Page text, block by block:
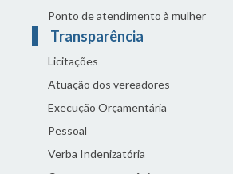
Ponto de atendimento à mulher
Transparência
Licitações
Atuação dos vereadores
Execução Orçamentária
Pessoal
Verba Indenizatória